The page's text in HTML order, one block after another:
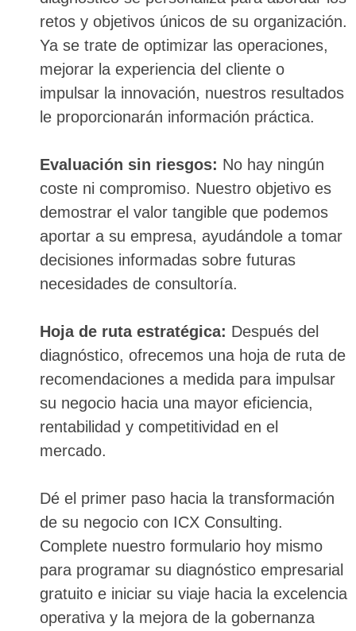
retos y objetivos únicos de su organización.
Ya se trate de optimizar las operaciones,
mejorar la experiencia del cliente o
impulsar la innovación, nuestros resultados
le proporcionarán información práctica.
Evaluación sin riesgos: No hay ningún
coste ni compromiso. Nuestro objetivo es
demostrar el valor tangible que podemos
aportar a su empresa, ayudándole a tomar
decisiones informadas sobre futuras
necesidades de consultoría.
Hoja de ruta estratégica: Después del
diagnóstico, ofrecemos una hoja de ruta de
recomendaciones a medida para impulsar
su negocio hacia una mayor eficiencia,
rentabilidad y competitividad en el
mercado.
Dé el primer paso hacia la transformación
de su negocio con ICX Consulting.
Complete nuestro formulario hoy mismo
para programar su diagnóstico empresarial
gratuito e iniciar su viaje hacia la excelencia
operativa y la mejora de la gobernanza